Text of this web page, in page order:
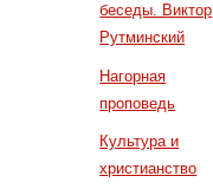
беседы. Виктор
Рутминский
Нагорная
проповедь
Культура и
христианство